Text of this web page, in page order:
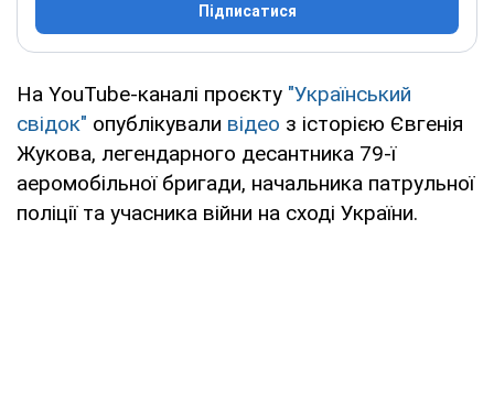
Підписатися
На YouTube-каналі проєкту "Український
свідок" опублікували відео з історією Євгенія
Жукова, легендарного десантника 79-ї
аеромобільної бригади, начальника патрульної
поліції та учасника війни на сході України.